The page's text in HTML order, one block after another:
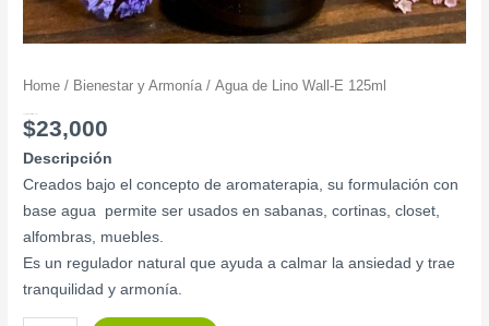
Home / Bienestar y Armonía / Agua de Lino Wall-E 125ml
$23,000
Descripción
Creados bajo el concepto de aromaterapia, su formulación con
base agua permite ser usados en sabanas, cortinas, closet,
alfombras, muebles.
Es un regulador natural que ayuda a calmar la ansiedad y trae
tranquilidad y armonía.